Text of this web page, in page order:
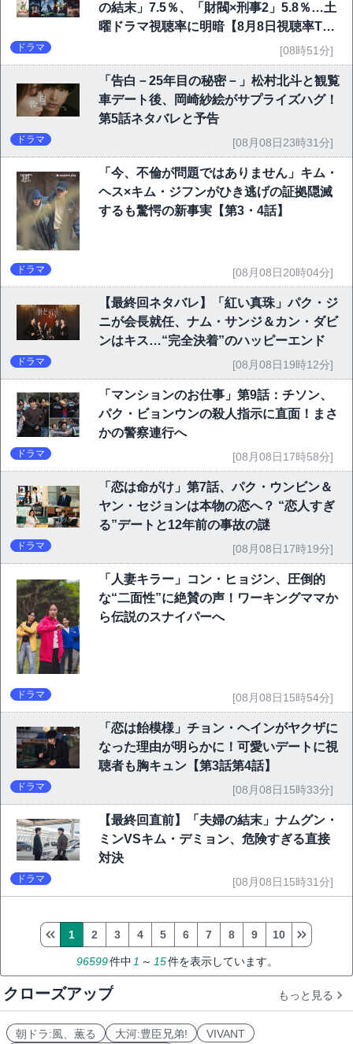
の結末」7.5％、「財閥×刑事2」5.8％…土
曜ドラマ視聴率に明暗【8月8日視聴率TO
ドラマ [08時51分]
「告白－25年目の秘密－」松村北斗と観覧
車デート後、岡崎紗絵がサプライズハグ！
第5話ネタバレと予告
ドラマ [08月08日23時31分]
「今、不倫が問題ではありません」キム・
ヘス×キム・ジフンがひき逃げの証拠隠滅
するも驚愕の新事実【第3・4話】
ドラマ [08月08日20時04分]
【最終回ネタバレ】「紅い真珠」パク・ジ
ニが会長就任、ナム・サンジ＆カン・ダビ
ンはキス…“完全決着”のハッピーエンド
ドラマ [08月08日19時12分]
「マンションのお仕事」第9話：チソン、
パク・ビョンウンの殺人指示に直面！まさ
かの警察連行へ
ドラマ [08月08日17時58分]
「恋は命がけ」第7話、パク・ウンビン＆
ヤン・セジョンは本物の恋へ？ “恋人すぎ
る”デートと12年前の事故の謎
ドラマ [08月08日17時19分]
「人妻キラー」コン・ヒョジン、圧倒的
な“二面性”に絶賛の声！ワーキングママか
ら伝説のスナイパーへ
ドラマ [08月08日15時54分]
「恋は飴模様」チョン・ヘインがヤクザに
なった理由が明らかに！可愛いデートに視
聴者も胸キュン【第3話第4話】
ドラマ [08月08日15時33分]
【最終回直前】「夫婦の結末」ナムグン・
ミンVSキム・デミョン、危険すぎる直接
対決
ドラマ [08月08日15時31分]
96599件中 1 ～ 15件を表示しています。
1 2 3 4 5 6 7 8 9 10
クローズアップ もっと見る
朝ドラ:風、薫る 大河:豊臣兄弟!
VIVANT